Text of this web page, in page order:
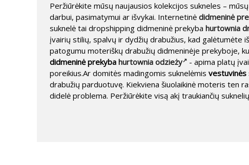
Peržiūrėkite mūsų naujausios kolekcijos sukneles – mūsų
darbui, pasimatymui ar išvykai. Internetinė didmeninė
suknelė tai dropshipping didmeninė prekyba hurtownia
įvairių stilių, spalvų ir dydžių drabužius, kad galėtumėte
patogumu moteriškų drabužių didmeninėje prekyboje,
didmeninė prekyba hurtownia odzieży
- apima platų
poreikius.Ar domitės madingomis suknelėmis vestuvinės
drabužių parduotuvę. Kiekviena šiuolaikinė moteris ten
didelė problema. Peržiūrėkite visą akį traukiančių